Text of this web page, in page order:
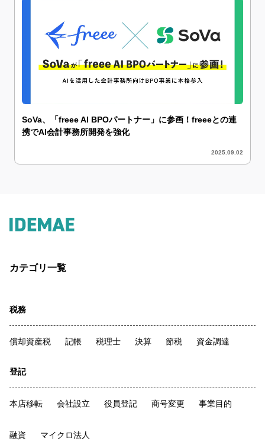
SoVa、「freee AI BPOパートナー」に参画！freeeとの連
携でAI会計事務所開発を強化
2025.09.02
カテゴリ一覧
税務
償却資産税 記帳 税理士 決算 節税 資金調達
登記
本店移転 会社設立 役員登記 商号変更 事業目的
融資 マイクロ法人